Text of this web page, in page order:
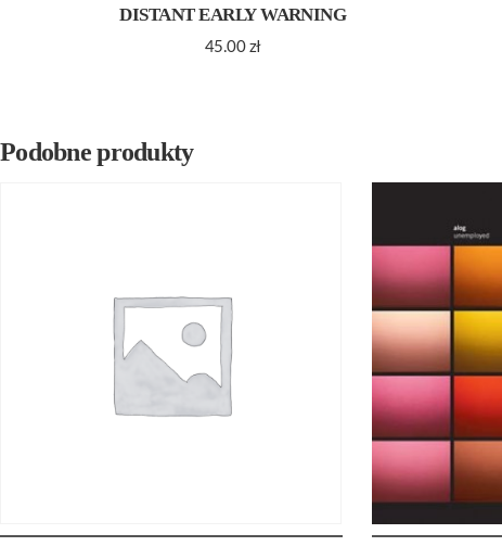
DISTANT EARLY WARNING
45.00 zł
Podobne produkty